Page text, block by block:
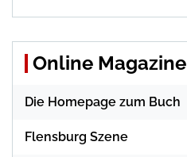
Online Magazine
Die Homepage zum Buch
Flensburg Szene